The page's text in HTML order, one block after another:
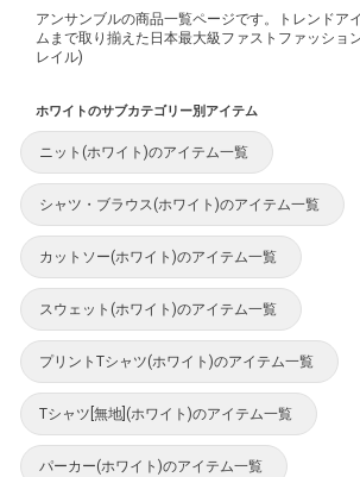
アンサンブルの商品一覧ページです。トレンドア
ムまで取り揃えた日本最大級ファストファッショ
レイル)
ホワイトのサブカテゴリー別アイテム
ニット(ホワイト)のアイテム一覧
シャツ・ブラウス(ホワイト)のアイテム一覧
カットソー(ホワイト)のアイテム一覧
スウェット(ホワイト)のアイテム一覧
プリントTシャツ(ホワイト)のアイテム一覧
Tシャツ[無地](ホワイト)のアイテム一覧
パーカー(ホワイト)のアイテム一覧